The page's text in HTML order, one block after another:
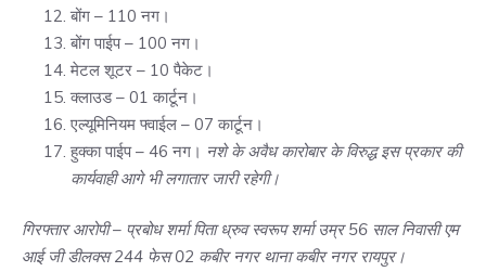
बोंग – 110 नग।
बोंग पाईप – 100 नग।
मेटल शूटर – 10 पैकेट।
क्लाउड – 01 कार्टून।
एल्यूमिनियम फ्वाईल – 07 कार्टून।
हुक्का पाईप – 46 नग। नशे के अवैध कारोबार के विरुद्ध इस प्रकार की
कार्यवाही आगे भी लगातार जारी रहेगी।
गिरफ्तार आरोपी – प्रबोध शर्मा पिता ध्रुव स्वरूप शर्मा उम्र 56 साल निवासी एम
आई जी डीलक्स 244 फेस 02 कबीर नगर थाना कबीर नगर रायपुर।